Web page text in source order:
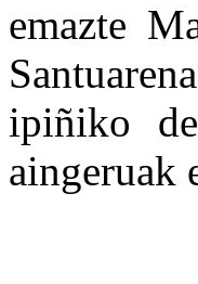
emazte
ipiñiko
aingeruak